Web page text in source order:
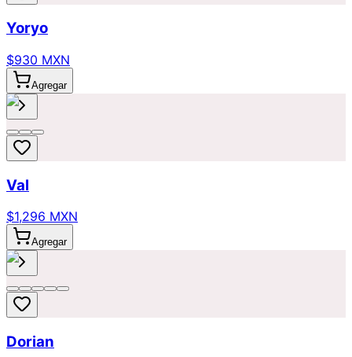
Yoryo
$930 MXN
Agregar
Val
$1,296 MXN
Agregar
Dorian